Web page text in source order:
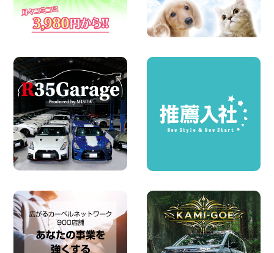
体調崩してませんか?? 兵庫県 加古川店
100円レンタカー 加古川
2026年08月06日
ハイエースワゴンGL!!クルーズコントロ
ールが付いている〜!! 福島県 福島笹木野
2026年08月05日
※※超格安日額5,800円※※荷物運びに最適
の軽バンのレンタカー!! 出雲ドーム前店
島根県 出雲ドーム前店